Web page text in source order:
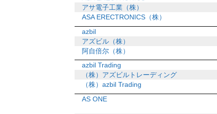
アサ電子工業（株）
ASA ERECTRONICS（株）
azbil
アズビル（株）
阿自倍尔（株）
azbil Trading
（株）アズビルトレーディング
（株）azbil Trading
AS ONE